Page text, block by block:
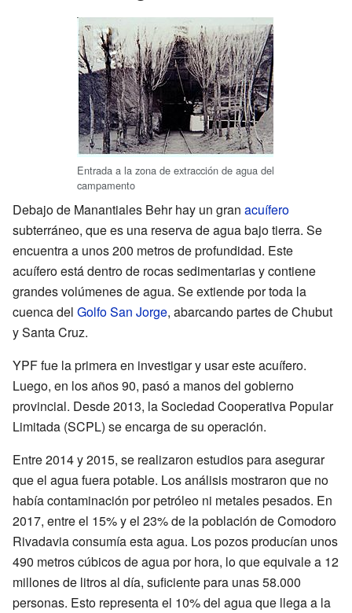
Entrada a la zona de extracción de agua del
campamento
Debajo de Manantiales Behr hay un gran acuífero
subterráneo, que es una reserva de agua bajo tierra. Se
encuentra a unos 200 metros de profundidad. Este
acuífero está dentro de rocas sedimentarias y contiene
grandes volúmenes de agua. Se extiende por toda la
cuenca del Golfo San Jorge, abarcando partes de Chubut
y Santa Cruz.
YPF fue la primera en investigar y usar este acuífero.
Luego, en los años 90, pasó a manos del gobierno
provincial. Desde 2013, la Sociedad Cooperativa Popular
Limitada (SCPL) se encarga de su operación.
Entre 2014 y 2015, se realizaron estudios para asegurar
que el agua fuera potable. Los análisis mostraron que no
había contaminación por petróleo ni metales pesados. En
2017, entre el 15% y el 23% de la población de Comodoro
Rivadavia consumía esta agua. Los pozos producían unos
490 metros cúbicos de agua por hora, lo que equivale a 12
millones de litros al día, suficiente para unas 58.000
personas. Esto representa el 10% del agua que llega a la